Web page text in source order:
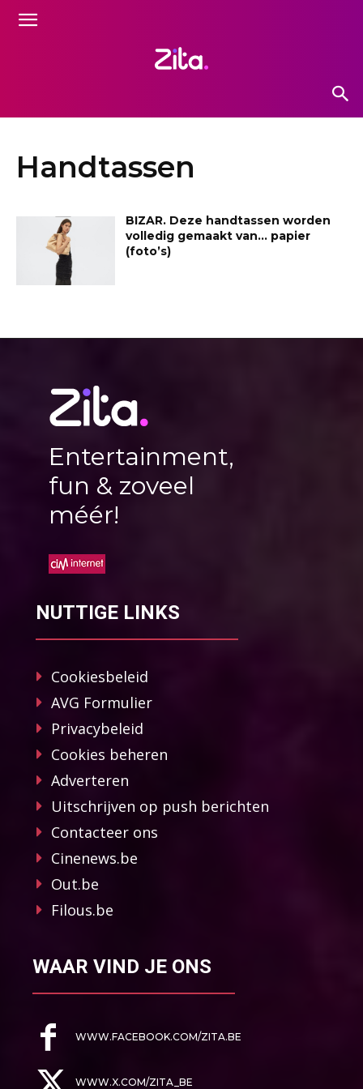
Handtassen
BIZAR. Deze handtassen worden
volledig gemaakt van… papier
(foto’s)
Entertainment,
fun & zoveel
méér!
NUTTIGE LINKS
Cookiesbeleid
AVG Formulier
Privacybeleid
Cookies beheren
Adverteren
Uitschrijven op push berichten
Contacteer ons
Cinenews.be
Out.be
Filous.be
WAAR VIND JE ONS
WWW.FACEBOOK.COM/ZITA.BE
WWW.X.COM/ZITA_BE